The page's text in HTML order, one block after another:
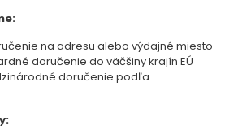
na adresu alebo výdajné miesto
doručenie do väčšiny krajín EÚ
doručenie podľa